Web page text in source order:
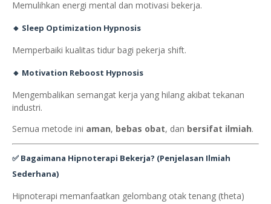
Memulihkan energi mental dan motivasi bekerja.
🔸 Sleep Optimization Hypnosis
Memperbaiki kualitas tidur bagi pekerja shift.
🔸 Motivation Reboost Hypnosis
Mengembalikan semangat kerja yang hilang akibat tekanan
industri.
Semua metode ini aman, bebas obat, dan bersifat ilmiah.
✅ Bagaimana Hipnoterapi Bekerja? (Penjelasan Ilmiah
Sederhana)
Hipnoterapi memanfaatkan gelombang otak tenang (theta)